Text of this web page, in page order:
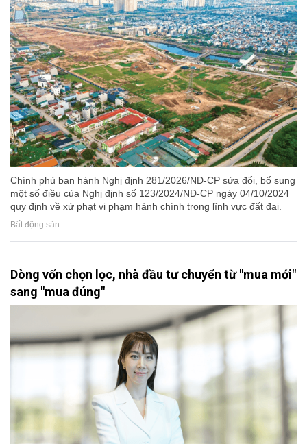
Chính phủ ban hành Nghị định 281/2026/NĐ-CP sửa đổi, bổ sung
một số điều của Nghị định số 123/2024/NĐ-CP ngày 04/10/2024
quy định về xử phạt vi phạm hành chính trong lĩnh vực đất đai.
Bất động sản
Dòng vốn chọn lọc, nhà đầu tư chuyển từ "mua mới"
sang "mua đúng"